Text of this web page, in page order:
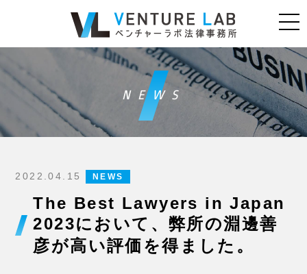
NEWS
2022.04.15 NEWS
The Best Lawyers in Japan
2023において、弊所の淵邊善
彦が高い評価を得ました。